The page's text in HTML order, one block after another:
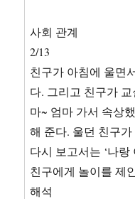
사회 관계
2/13
친구가 아침에 울면
다. 그리고 친구가
마~ 엄마 가서 속상
해 준다. 울던 친구
다시 보고서는 ‘나랑
친구에게 놀이를 제
해석